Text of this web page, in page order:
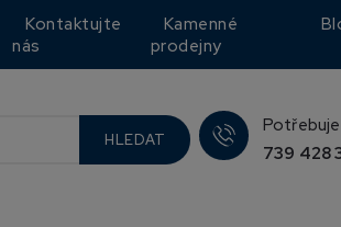
Kontaktujte
nás
Kamenné
prodejny
HLEDAT
739 428